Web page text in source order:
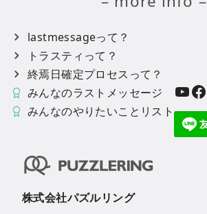
lastmessageって？
トラスティって？
終焉日確定プロセスって？
みんなのラストメッセージ
みんなのやりたいことリスト
YouTube Facebook
株式会社パズルリング